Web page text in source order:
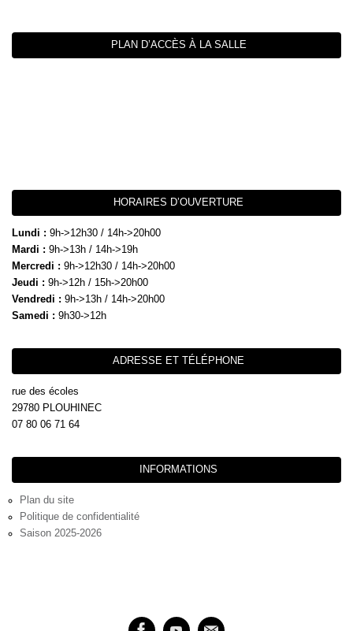
PLAN D’ACCÈS À LA SALLE
HORAIRES D’OUVERTURE
Lundi : 9h->12h30 / 14h->20h00
Mardi : 9h->13h / 14h->19h
Mercredi : 9h->12h30 / 14h->20h00
Jeudi : 9h->12h / 15h->20h00
Vendredi : 9h->13h / 14h->20h00
Samedi : 9h30->12h
ADRESSE ET TÉLÉPHONE
rue des écoles
29780 PLOUHINEC
07 80 06 71 64
INFORMATIONS
Plan du site
Politique de confidentialité
Saison 2025-2026